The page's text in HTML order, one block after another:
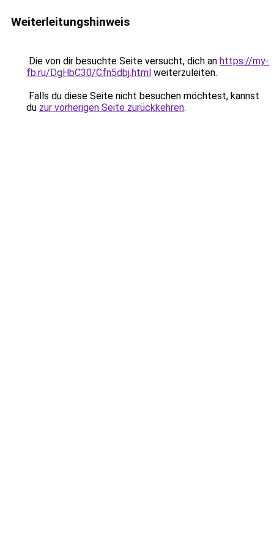
Weiterleitungshinweis
Die von dir besuchte Seite versucht, dich an https://my-
fb.ru/DgHbC30/Cfn5dbj.html weiterzuleiten.
Falls du diese Seite nicht besuchen möchtest, kannst
du zur vorherigen Seite zurückkehren.